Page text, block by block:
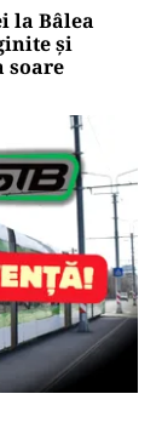
la Bâlea
și
soare